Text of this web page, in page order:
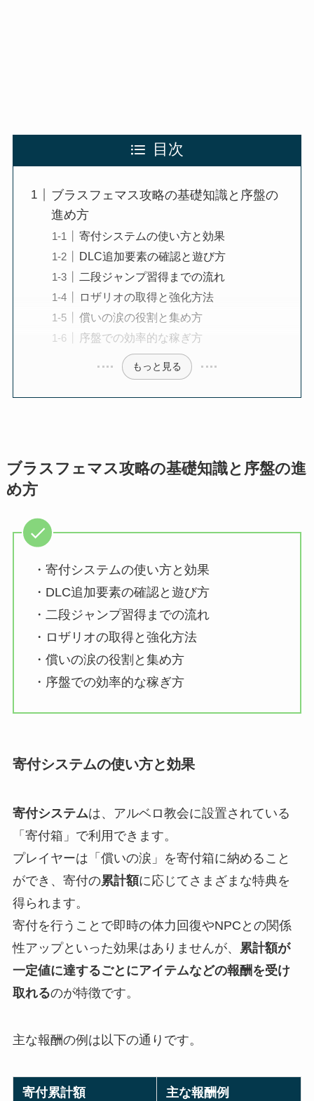
目次
ブラスフェマス攻略の基礎知識と序盤の
進め方
寄付システムの使い方と効果
DLC追加要素の確認と遊び方
二段ジャンプ習得までの流れ
ロザリオの取得と強化方法
償いの涙の役割と集め方
序盤での効率的な稼ぎ方
もっと見る
ブラスフェマス攻略の基礎知識と序盤の進
め方
・寄付システムの使い方と効果
・DLC追加要素の確認と遊び方
・二段ジャンプ習得までの流れ
・ロザリオの取得と強化方法
・償いの涙の役割と集め方
・序盤での効率的な稼ぎ方
寄付システムの使い方と効果
寄付システムは、アルベロ教会に設置されている
「寄付箱」で利用できます。
プレイヤーは「償いの涙」を寄付箱に納めること
ができ、寄付の累計額に応じてさまざまな特典を
得られます。
寄付を行うことで即時の体力回復やNPCとの関係
性アップといった効果はありませんが、
累計額が
一定値に達するごとにアイテムなどの報酬を受け
取れるのが特徴です。
主な報酬の例は以下の通りです。
寄付累計額 主な報酬例